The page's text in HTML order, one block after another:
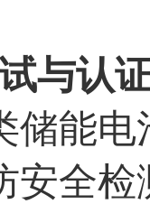
与认
储能
安全